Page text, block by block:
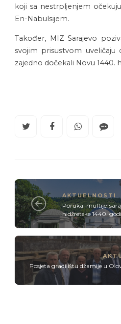
koji sa nestrpljenjem
En-Nabulsijem.
Također, MIZ Sarajevo
svojim prisustvom uveličaju
zajedno dočekali Novu 1440.
AKTUELNOSTI
Poruka muftije
hidžretske 1440.
Posjeta gradilištu džamije u